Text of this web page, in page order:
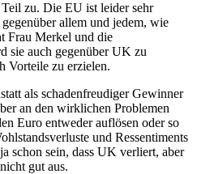
zu. Die EU ist leider sehr
allem und jedem, wie
Frau Merkel und die
sie auch gegenüber UK zu
Vorteile zu erzielen.
als schadenfreudiger Gewinner
an den wirklichen Problemen
Euro entweder auflösen oder so
und Ressentiments
schon sein, dass UK verliert, aber
gut aus.